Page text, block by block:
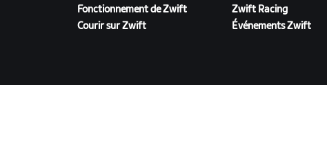
Fonctionnement de Zwift
Courir sur Zwift
Zwift Racing
Événements Zwift